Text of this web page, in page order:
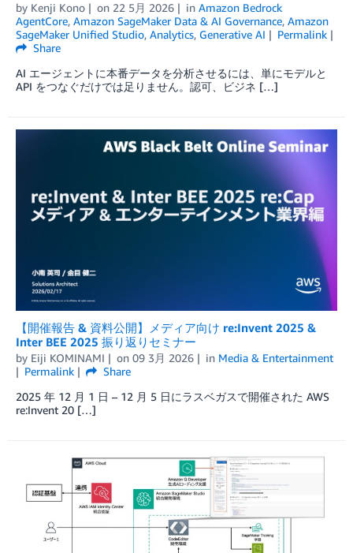
by Kenji Kono on 22 5月 2026 in Amazon Bedrock
AgentCore, Amazon SageMaker Data & AI Governance, Amazon
SageMaker Unified Studio, Analytics, Generative AI
Permalink
Share
AI エージェントに本番データを分析させるには、単にモデルと
API をつなぐだけでは足りません。認可、ビジネ […]
【開催報告 & 資料公開】メディア向け re:Invent 2025 &
Inter BEE 2025 振り返りセミナー
by Eiji KOMINAMI on 09 3月 2026 in Media & Entertainment
Permalink
Share
2025 年 12 月 1 日 – 12 月 5 日にラスベガスで開催された AWS
re:Invent 20 […]